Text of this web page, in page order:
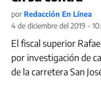
por Redacción En Línea
4 de diciembre del 2019 -
El fiscal superior
por investigación de
de la carretera San